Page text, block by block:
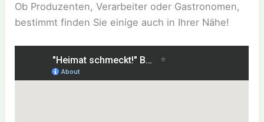
Ob Produzenten, Verarbeiter oder Gastronomen,
bestimmt finden Sie einige auch in Ihrer Nähe!